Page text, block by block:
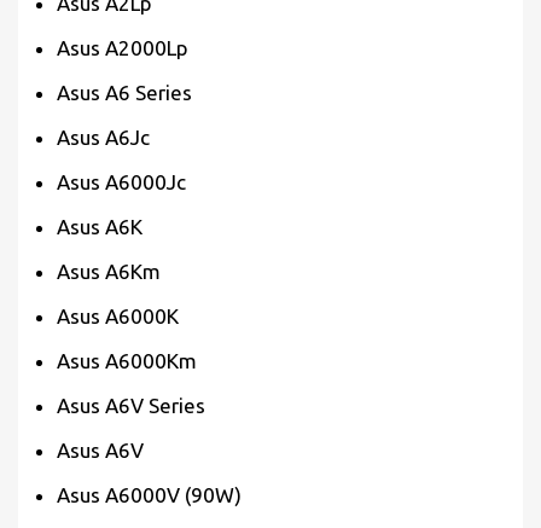
Asus A2000Lp
Asus A6 Series
Asus A6Jc
Asus A6000Jc
Asus A6K
Asus A6Km
Asus A6000K
Asus A6000Km
Asus A6V Series
Asus A6V
Asus A6000V (90W)